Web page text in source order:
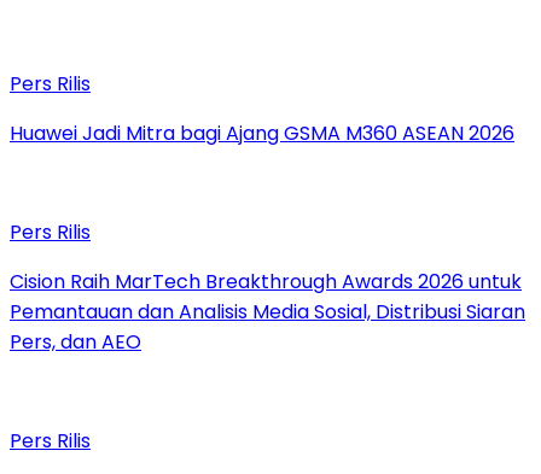
Pers Rilis
Huawei Jadi Mitra bagi Ajang GSMA M360 ASEAN 2026
Pers Rilis
Cision Raih MarTech Breakthrough Awards 2026 untuk
Pemantauan dan Analisis Media Sosial, Distribusi Siaran
Pers, dan AEO
Pers Rilis